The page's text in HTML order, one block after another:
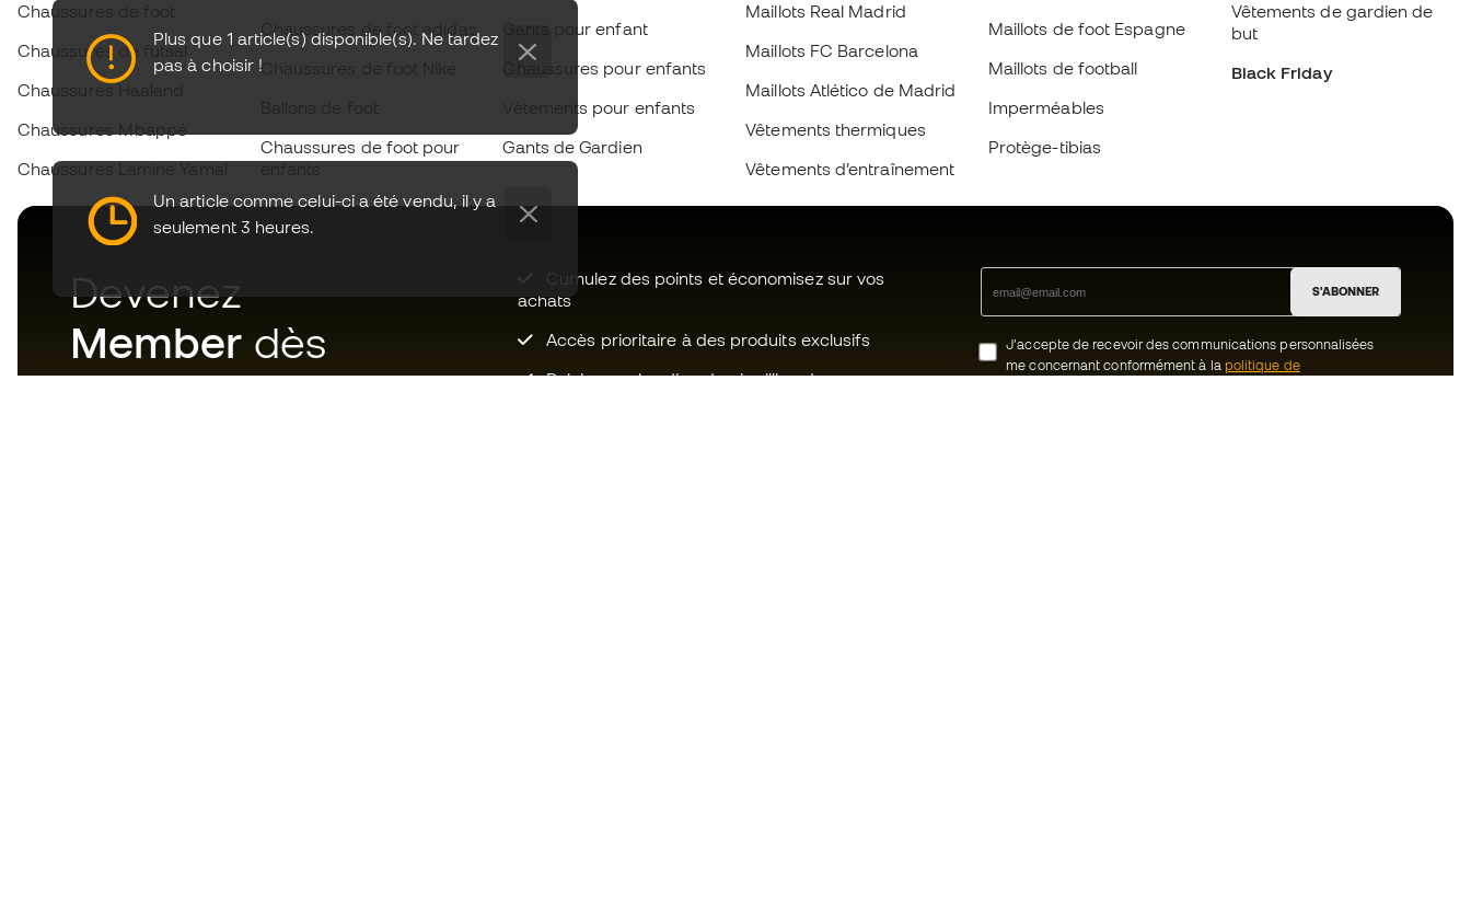
Plus que 1 article(s) disponible(s). Ne tardez
pas à choisir !
Un article comme celui-ci a été vendu, il y a
seulement 3 heures.
Chaussures de foot
Chaussures de futsal
Chaussures Haaland
Chaussures Mbappé
Chaussures Lamine Yamal
Chaussures de foot adidas
Chaussures de foot Nike
Chaussures de foot pour
Gants pour enfant
Chaussures pour enfants
Vètements pour enfants
Gants de Gardien
Maillots Real Madrid
Maillots FC Barcelona
Maillots Atlético de Madrid
Vêtements thermiques
Vêtements d’entraînement
Maillots de foot Espagne
Maillots de football
Imperméables
Protège-tibias
Vêtements de gardien de
but
Black Friday
Devenez
Member dès
maintenant
Cumulez des points et économisez sur vos
achats
Accès prioritaire à des produits exclusifs
Rejoignez plus d’un demi-million de
S'ABONNER
J’accepte de recevoir des communications personnalisées
me concernant conformément à la politique de